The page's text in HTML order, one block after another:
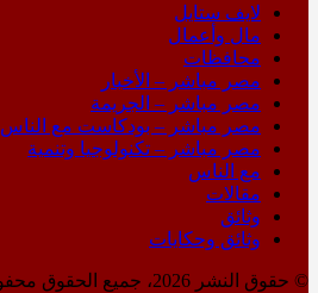
لايف ستايل
مال وأعمال
محافظات
مصر مباشر – الأخبار
مصر مباشر – الجريمة
مصر مباشر – بودكاست مع الناس
مصر مباشر – تكنولوجيا وتنمية
مع الناس
مقالات
وثائق
وثائق وحكايات
© حقوق النشر 2026، جميع الحقوق محفوظة |